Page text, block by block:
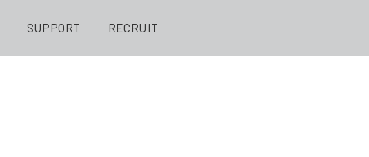
SUPPORT RECRUIT